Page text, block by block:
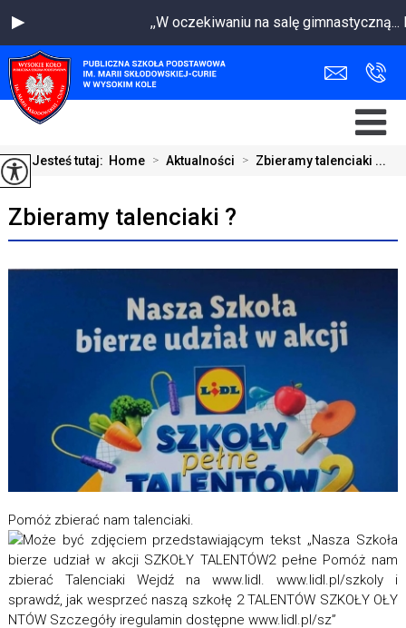
,,W oczekiwaniu na salę gimnastyczną...
Jesteś tutaj: Home > Aktualności > Zbieramy talenciaki ...
Zbieramy talenciaki ?
Pomóż zbierać nam talenciaki.